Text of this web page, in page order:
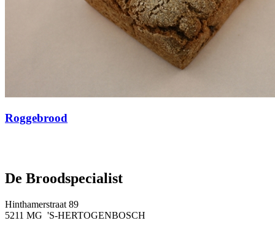
Roggebrood
De Broodspecialist
Hinthamerstraat 89
5211 MG 'S-HERTOGENBOSCH